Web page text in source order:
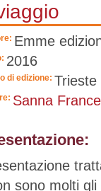
Emme
2016
di edizione: Trieste
Sanna
sono molti